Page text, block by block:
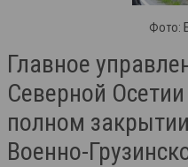
Фото:
Главное
Северной
полном
Военно-